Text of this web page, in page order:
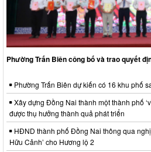
Phường Trấn Biên công bố và trao quyết
Phường Trấn Biên dự kiến có 16 khu phố
Xây dựng Đồng Nai thành một thành phố
được thụ hưởng thành quả phát triển
HĐND thành phố Đồng Nai thông qua
Hữu Cảnh’ cho Hương lộ 2